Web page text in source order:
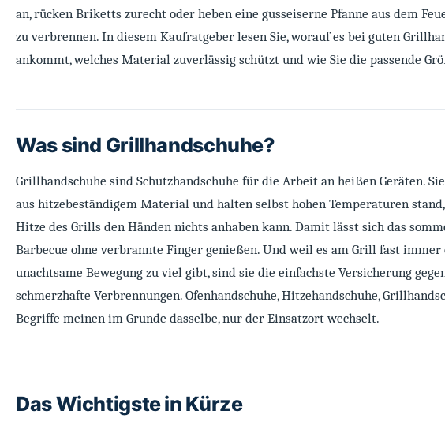
an, rücken Briketts zurecht oder heben eine gusseiserne Pfanne aus dem
zu verbrennen. In diesem Kaufratgeber lesen Sie, worauf es bei guten
ankommt, welches Material zuverlässig schützt und wie Sie die passende
Was sind Grillhandschuhe?
Grillhandschuhe sind Schutzhandschuhe für die Arbeit an heißen Geräten.
aus hitzebeständigem Material und halten selbst hohen Temperaturen stand,
Hitze des Grills den Händen nichts anhaben kann. Damit lässt sich das
Barbecue ohne verbrannte Finger genießen. Und weil es am Grill fast immer
unachtsame Bewegung zu viel gibt, sind sie die einfachste Versicherung
schmerzhafte Verbrennungen. Ofenhandschuhe, Hitzehandschuhe,
Begriffe meinen im Grunde dasselbe, nur der Einsatzort wechselt.
Das Wichtigste in Kürze